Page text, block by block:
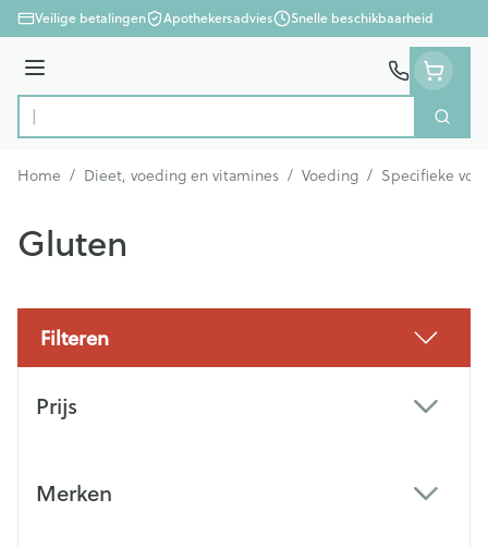
Ga naar de inhoud
Veilige betalingen Apothekersadvies Snelle beschikbaarheid
Menu
Product, merk, categorie...
Zoek
Home / Dieet, voeding en vitamines / Voeding / Specifieke
Gluten
Filteren
Prijs
Merken